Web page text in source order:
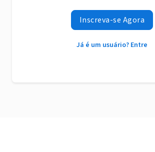
Inscreva-se Agora
Já é um usuário? Entre